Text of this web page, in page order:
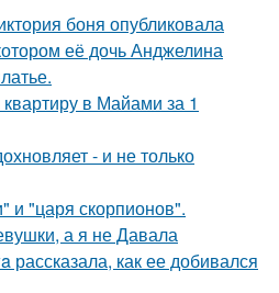
боня опубликовала
её дочь Анджелина
в Майами за 1
- и не только
и "царя скорпионов".
а я не Давала
рассказала, как ее добивался